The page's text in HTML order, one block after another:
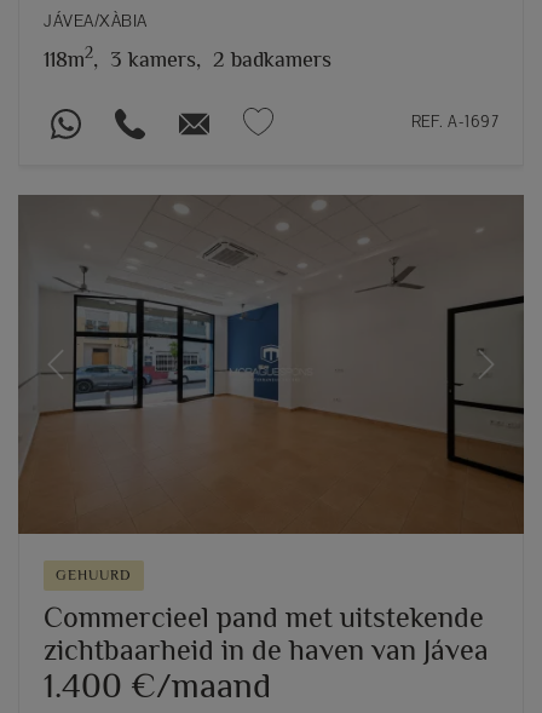
JÁVEA/XÀBIA
118m2, 3 kamers, 2 badkamers
REF. A-1697
Previous Next
GEHUURD
Commercieel pand met uitstekende
zichtbaarheid in de haven van Jávea
1.400 €/maand